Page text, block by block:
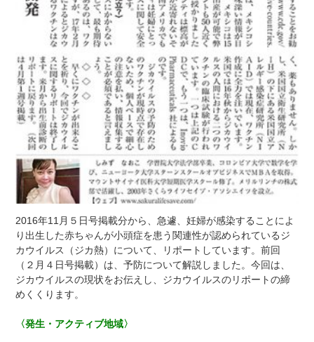
2016年11月５日号掲載分から、急遽、妊婦が感染することによ
り出生した赤ちゃんが小頭症を患う関連性が認められているジ
カウイルス（ジカ熱）について、リポートしています。前回
（２月４日号掲載）は、予防について解説しました。今回は、
ジカウイルスの現状をお伝えし、ジカウイルスのリポートの締
めくくります。
〈発生・アクティブ地域〉